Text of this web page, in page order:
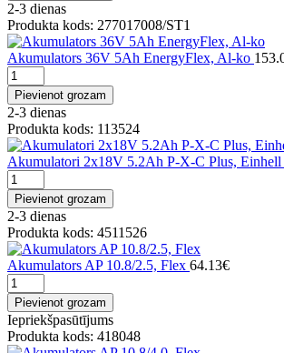
2-3 dienas
Produkta kods: 277017008/ST1
Akumulators 36V 5Ah EnergyFlex, Al-ko
Pievienot grozam
2-3 dienas
Produkta kods: 113524
Akumulatori 2x18V 5.2Ah P-X-C Plus, Einhell
Pievienot grozam
2-3 dienas
Produkta kods: 4511526
Akumulators AP 10.8/2.5, Flex 64.13€
Pievienot grozam
Iepriekšpasūtījums
Produkta kods: 418048